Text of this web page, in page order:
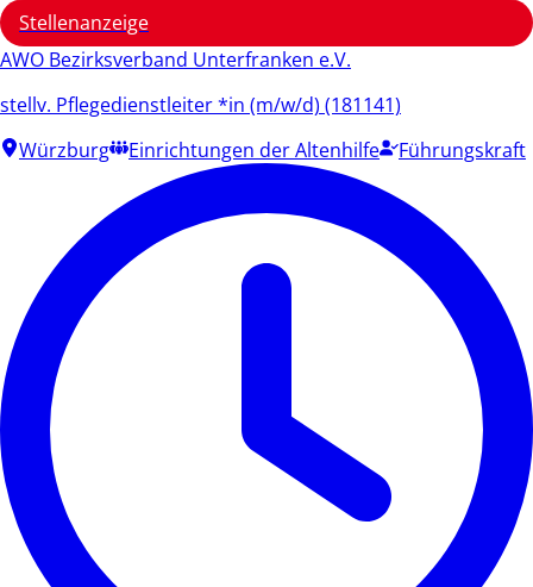
Stellenanzeige
AWO Bezirksverband Unterfranken e.V.
stellv. Pflegedienstleiter *in (m/w/d) (181141)
Würzburg
Einrichtungen der Altenhilfe Führungskraft